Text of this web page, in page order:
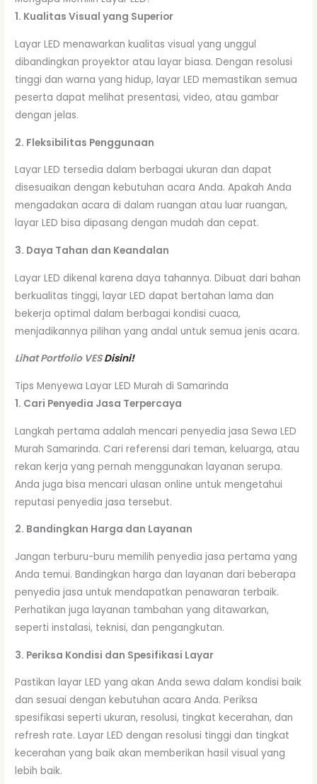
1. Kualitas Visual yang Superior
Layar LED menawarkan kualitas visual yang unggul
dibandingkan proyektor atau layar biasa. Dengan resolusi
tinggi dan warna yang hidup, layar LED memastikan semua
peserta dapat melihat presentasi, video, atau gambar
dengan jelas.
2. Fleksibilitas Penggunaan
Layar LED tersedia dalam berbagai ukuran dan dapat
disesuaikan dengan kebutuhan acara Anda. Apakah Anda
mengadakan acara di dalam ruangan atau luar ruangan,
layar LED bisa dipasang dengan mudah dan cepat.
3. Daya Tahan dan Keandalan
Layar LED dikenal karena daya tahannya. Dibuat dari bahan
berkualitas tinggi, layar LED dapat bertahan lama dan
bekerja optimal dalam berbagai kondisi cuaca,
menjadikannya pilihan yang andal untuk semua jenis acara.
Lihat Portfolio VESDisini!
Tips Menyewa Layar LED Murah di Samarinda
1. Cari Penyedia Jasa Terpercaya
Langkah pertama adalah mencari penyedia jasa Sewa LED
Murah Samarinda. Cari referensi dari teman, keluarga, atau
rekan kerja yang pernah menggunakan layanan serupa.
Anda juga bisa mencari ulasan online untuk mengetahui
reputasi penyedia jasa tersebut.
2. Bandingkan Harga dan Layanan
Jangan terburu-buru memilih penyedia jasa pertama yang
Anda temui. Bandingkan harga dan layanan dari beberapa
penyedia jasa untuk mendapatkan penawaran terbaik.
Perhatikan juga layanan tambahan yang ditawarkan,
seperti instalasi, teknisi, dan pengangkutan.
3. Periksa Kondisi dan Spesifikasi Layar
Pastikan layar LED yang akan Anda sewa dalam kondisi baik
dan sesuai dengan kebutuhan acara Anda. Periksa
spesifikasi seperti ukuran, resolusi, tingkat kecerahan, dan
refresh rate. Layar LED dengan resolusi tinggi dan tingkat
kecerahan yang baik akan memberikan hasil visual yang
lebih baik.